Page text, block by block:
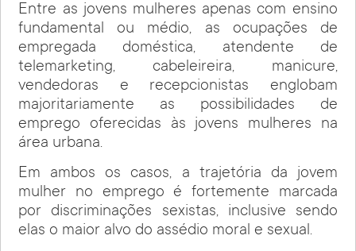
Entre as jovens mulheres apenas com ensino
fundamental ou médio, as ocupações de
empregada doméstica, atendente de
telemarketing, cabeleireira, manicure,
vendedoras e recepcionistas englobam
majoritariamente as possibilidades de
emprego oferecidas às jovens mulheres na
área urbana.
Em ambos os casos, a trajetória da jovem
mulher no emprego é fortemente marcada
por discriminações sexistas, inclusive sendo
elas o maior alvo do assédio moral e sexual.